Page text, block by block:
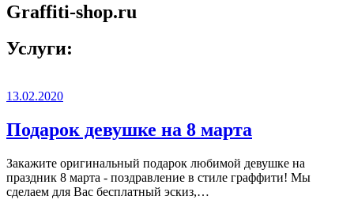
Graffiti-shop.ru
Услуги:
13.02.2020
Подарок девушке на 8 марта
Закажите оригинальный подарок любимой девушке на
праздник 8 марта - поздравление в стиле граффити! Мы
сделаем для Вас бесплатный эскиз,…